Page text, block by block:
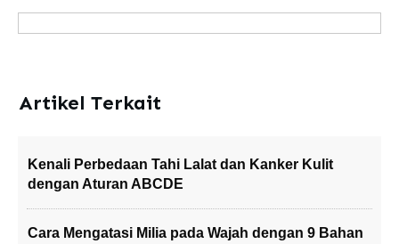
Artikel Terkait
Kenali Perbedaan Tahi Lalat dan Kanker Kulit
dengan Aturan ABCDE
Cara Mengatasi Milia pada Wajah dengan 9 Bahan